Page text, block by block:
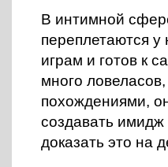
В интимной
переплетаются у
играм и готов к
много
похождениями,
создавать имидж
доказать это на